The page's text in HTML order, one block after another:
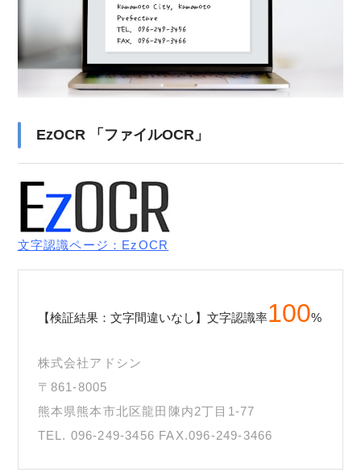
EzOCR 「ファイルOCR」
文字認識ページ：EzOCR
【検証結果：文字間違いなし】文字認識率100%
株式会社アドシン
〒861-8005
熊本県熊本市北区龍田陳内2丁目1-77
TEL. 096-249-3456 FAX.096-249-3466